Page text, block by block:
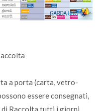
a porta (carta, vetro-
essere consegnati,
Raccolta tutti i giorni